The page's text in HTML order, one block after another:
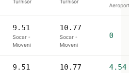
Turnisor Turnisor
9.51
Socar -
Mioveni
10.77
Socar -
Mioveni
0
9.51 10.77 4.54